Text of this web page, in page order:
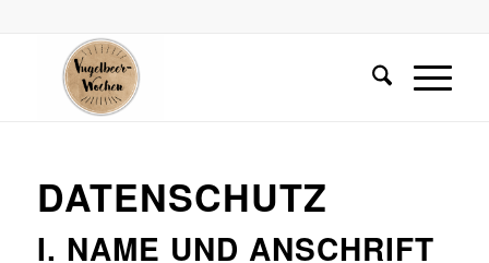
DATENSCHUTZ
I. NAME UND ANSCHRIFT